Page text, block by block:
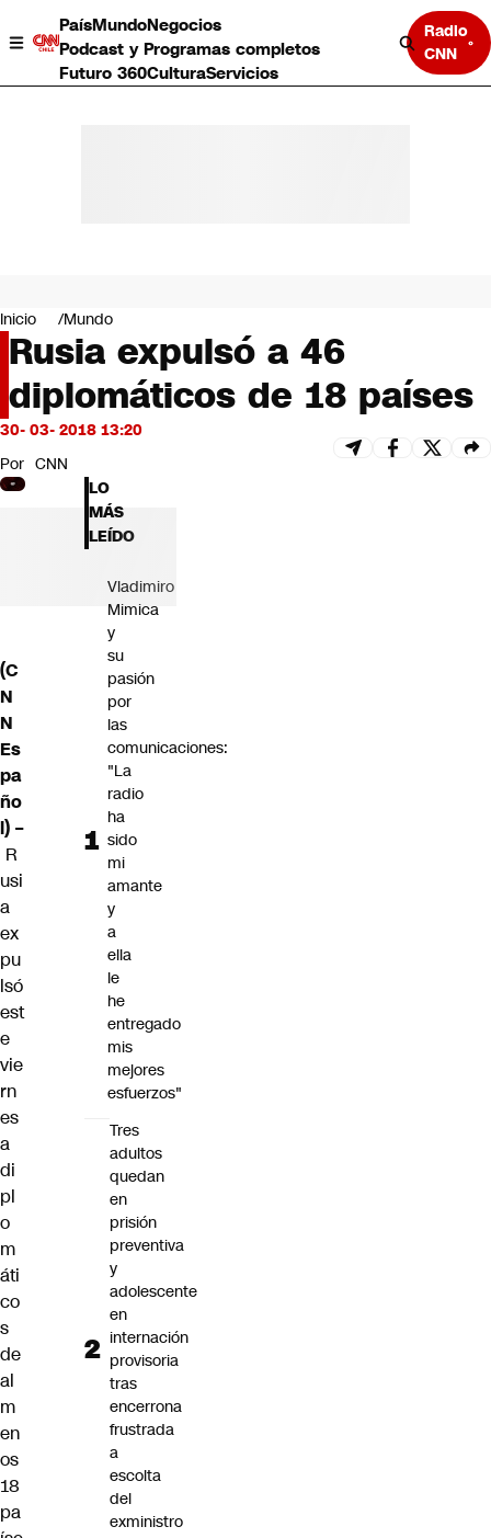
PaísMundoNegocios
Podcast y Programas completos
Futuro 360CulturaServicios
Radio
CNN
Negocios
Deportes
Programas completos
Cultura
Servicios
Bits
CNN Data
CNN tiempo
Futuro 360
Inicio Mundo
Rusia expulsó a 46
diplomáticos de 18 países
30- 03- 2018 13:20
Por CNN
(C
N
N
Es
pa
ño
l) –
R
usi
a
ex
pu
lsó
est
e
vie
rn
es
a
di
pl
o
m
áti
co
s
de
al
m
en
os
18
pa
LO
MÁS
LEÍDO
Vladimiro
Mimica
y
su
pasión
por
las
comunicaciones:
"La
radio
ha
sido
mi
amante
y
a
ella
le
he
entregado
mis
mejores
esfuerzos"
Tres
adultos
quedan
en
prisión
preventiva
y
adolescente
en
internación
provisoria
tras
encerrona
frustrada
a
escolta
del
exministro